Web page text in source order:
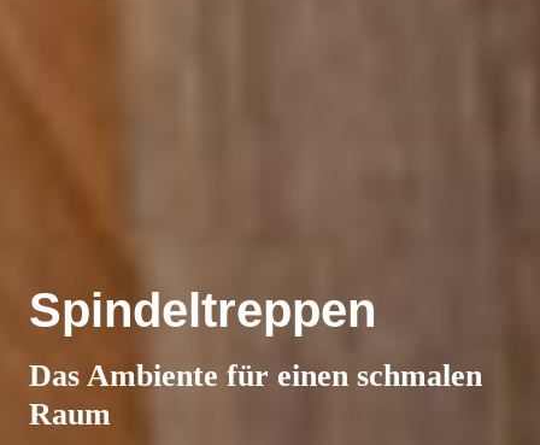
Spindeltreppen
Das Ambiente für einen schmalen
Raum